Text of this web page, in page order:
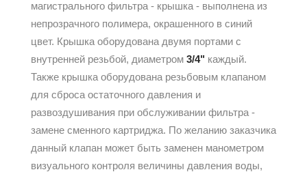
магистрального фильтра - крышка - выполнена из
непрозрачного полимера, окрашенного в синий
цвет. Крышка оборудована двумя портами с
внутренней резьбой, диаметром 3/4" каждый.
Также крышка оборудована резьбовым клапаном
для сброса остаточного давления и
развоздушивания при обслуживании фильтра -
замене сменного картриджа. По желанию заказчика
данный клапан может быть заменен манометром
визуального контроля величины давления воды,